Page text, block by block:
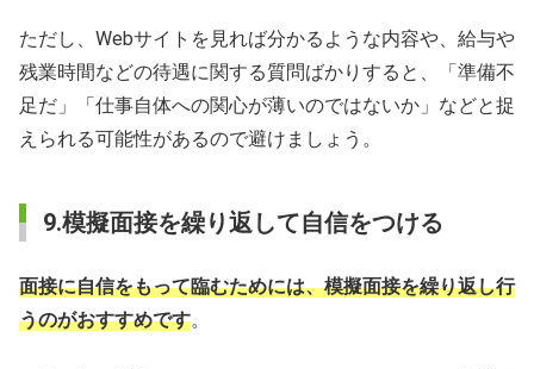
ただし、Webサイトを見れば分かるような内容や、給与や
残業時間などの待遇に関する質問ばかりすると、「準備不
足だ」「仕事自体への関心が薄いのではないか」などと捉
えられる可能性があるので避けましょう。
9.模擬面接を繰り返して自信をつける
面接に自信をもって臨むためには、模擬面接を繰り返し行
うのがおすすめです。